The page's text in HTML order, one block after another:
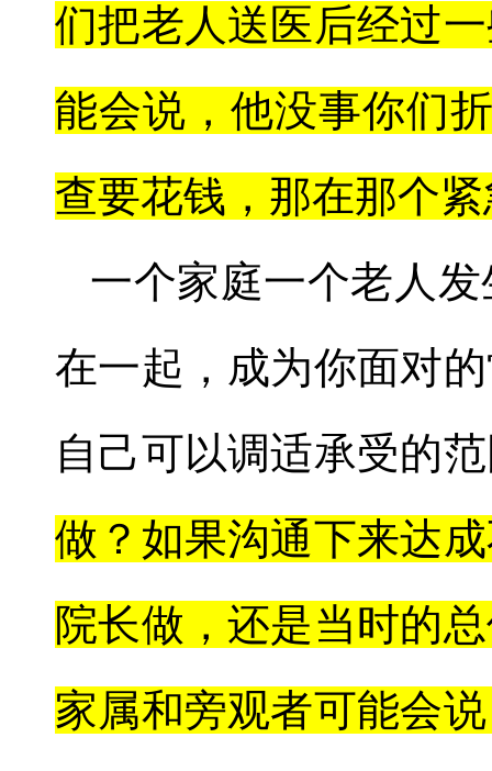
们把老人送医后经过
能会说，他没事你们
查要花钱，那在那个
一个家庭一个老人
在一起，成为你面对
自己可以调适承受的
做？如果沟通下来达
院长做，还是当时的
家属和旁观者可能会